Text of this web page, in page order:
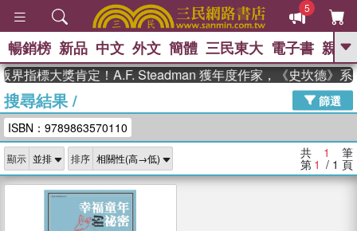
5
GO
The Odyssey 、
父親節 、 如果歷史是一群喵 、 暑期
念華 、 台灣的李登輝時代 、 數學女
孩：黎曼猜想
偉大的迷走神經
暢銷榜 新品 中文 外文 簡體 三民東大 電子書 親子
界指標大獎肯定！A.F. Steadman 獲年度作家，《史坎德》系
搜尋結果/
篩選
ISBN：9789863570110
顯示 排序 共 1 筆
第 1 / 1 頁